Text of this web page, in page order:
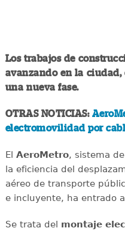
Los trabajos de
avanzando en la ciudad,
una nueva fase.
OTRAS NOTICIAS:
electromovilidad por
El AeroMetro, sistema
la eficiencia del
aéreo de transporte
e incluyente, ha entrado
Se trata del montaje